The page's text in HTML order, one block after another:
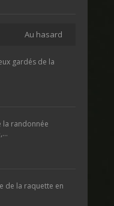
Au hasard
gardés de la
la randonnée
de la raquette en